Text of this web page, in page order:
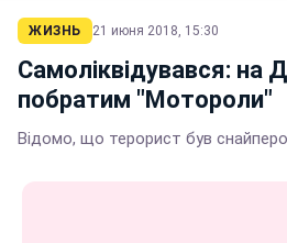
ЖИЗНЬ 21 июня 2018, 15:30
Самоліквідувався: на
побратим "Мотороли"
Відомо, що терорист був